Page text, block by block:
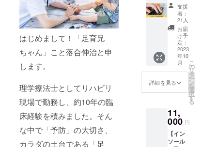
はじめまして！「足育兄
ちゃん」こと落合伸治と申
します。
理学療法士としてリハビリ
現場で勤務し、約10年の臨
床経験を積みました。そん
な中で「予防」の大切さ、
カラダの土台である「足
善する事を
経験しまし
また、そん
な中で現代
の子ども達
が外反母趾
や扁平足な
増加してい
ることも知
りました。
子ども達の
のプロ
ジェク
トをた
だただ
応援し
たい人
向けの
リター
ンで
す。
「足育
兄ちゃ
伸治か
ら熱い
お礼の
メール
をお送
支援
者：
21人
お届
け予
定：
2023
年10
月
詳細を見る
こ
の
リ
タ
ー
ン
を
選
択
す
る
11,
000 円
【イン
ソール